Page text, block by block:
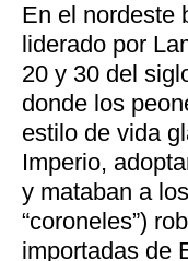
En el nordeste
liderado por
20 y 30 del
donde los
estilo de vida
Imperio,
y mataban a
“coroneles”)
importadas de